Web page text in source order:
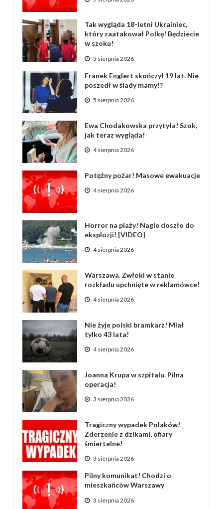
Tak wygląda 18-letni Ukrainiec,
który zaatakował Polkę! Będziecie
w szoku!
5 sierpnia 2026
Franek Englert skończył 19 lat. Nie
poszedł w ślady mamy!?
5 sierpnia 2026
Ewa Chodakowska przytyła! Szok,
jak teraz wygląda!
4 sierpnia 2026
Potężny pożar! Masowe ewakuacje
4 sierpnia 2026
Horror na plaży! Nagle doszło do
eksplozji! [VIDEO]
4 sierpnia 2026
Warszawa. Zwłoki w stanie
rozkładu upchnięte w reklamówce!
4 sierpnia 2026
Nie żyje polski bramkarz! Miał
tylko 43 lata!
4 sierpnia 2026
Joanna Krupa w szpitalu. Pilna
operacja!
3 sierpnia 2026
Tragiczny wypadek Polaków!
Zderzenie z dzikami, ofiary
śmiertelne!
3 sierpnia 2026
Pilny komunikat! Chodzi o
mieszkańców Warszawy
3 sierpnia 2026